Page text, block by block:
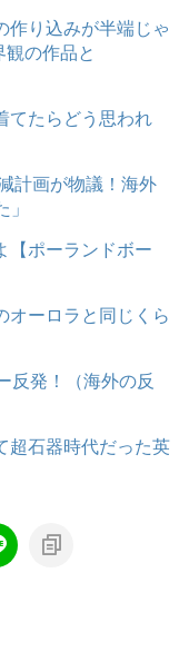
作り込みが半端じゃ
の作品と
てたらどう思われ
計画が物議！海外
【ポーランドボー
オーロラと同じくら
反発！（海外の反
超石器時代だった英